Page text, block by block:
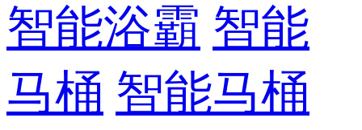
智能浴霸 智能
马桶 智能马桶